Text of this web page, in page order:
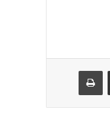
مشاركة عبر البريد طباعة